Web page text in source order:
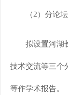
（2）分论坛
拟设置河湖长
技术交流等三个
等作学术报告。